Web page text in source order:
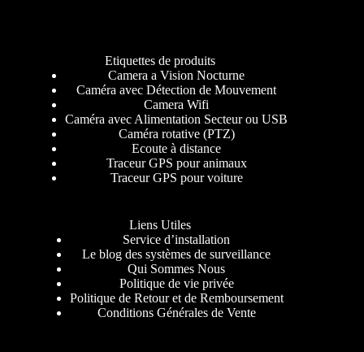
Etiquettes de produits
Camera a Vision Nocturne
Caméra avec Détection de Mouvement
Camera Wifi
Caméra avec Alimentation Secteur ou USB
Caméra rotative (PTZ)
Ecoute à distance
Traceur GPS pour animaux
Traceur GPS pour voiture
Liens Utiles
Service d’installation
Le blog des systèmes de surveillance
Qui Sommes Nous
Politique de vie privée
Politique de Retour et de Remboursement
Conditions Générales de Vente